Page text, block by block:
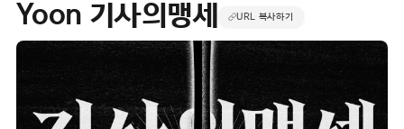
Yoon 기사의맹세 URL 복사하기